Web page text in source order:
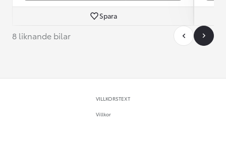
Spara
8 liknande bilar
VILLKORSTEXT
Villkor